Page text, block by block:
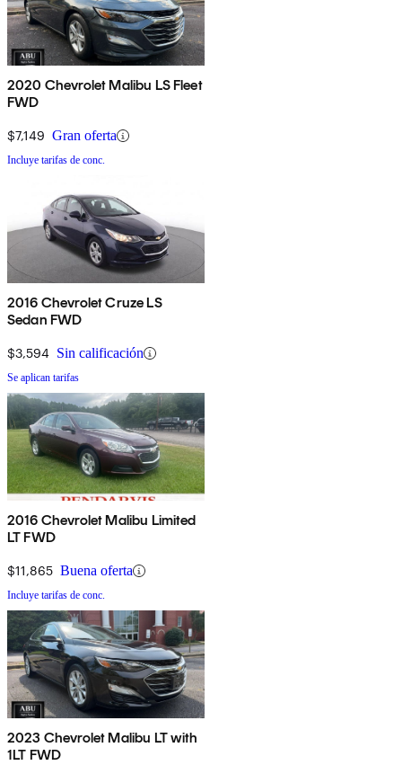
2020 Chevrolet Malibu LS Fleet
FWD
$7,149 Gran oferta
Incluye tarifas de conc.
2016 Chevrolet Cruze LS
Sedan FWD
$3,594 Sin calificación
Se aplican tarifas
2016 Chevrolet Malibu Limited
LT FWD
$11,865 Buena oferta
Incluye tarifas de conc.
2023 Chevrolet Malibu LT with
1LT FWD